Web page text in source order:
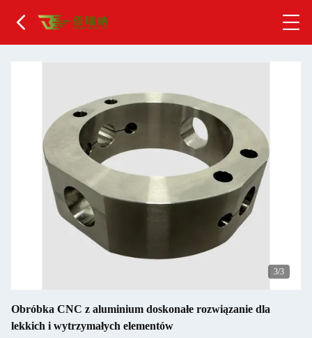
1/3
Obróbka CNC z aluminium doskonałe rozwiązanie dla
lekkich i wytrzymałych elementów